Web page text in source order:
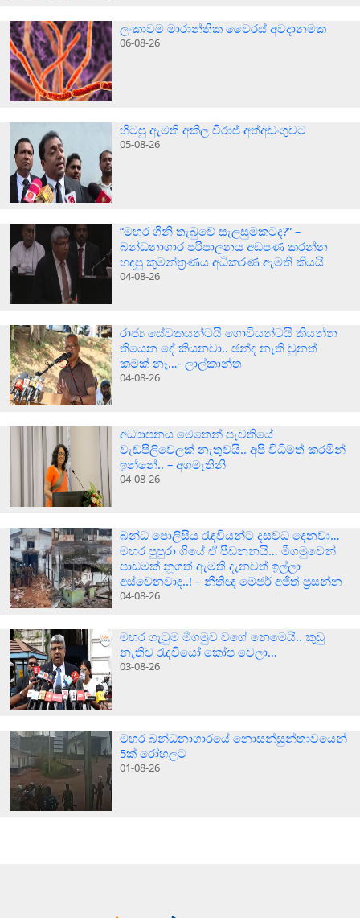
ලංකාවම මාරාන්තික වෛරස් අවදානමක
06-08-26
හිටපු ඇමති අකිල විරාජ් අත්අඩංගුවට
05-08-26
“මහර ගිනි තැබුවේ සැලසුමකටද?” –
බන්ධනාගාර පරිපාලනය අඩපණ කරන්න
හදපු කුමන්ත්‍රණය අධිකරණ ඇමති කියයි
04-08-26
රාජ්‍ය සේවකයන්ටයි ගොවියන්ටයි කියන්න
තියෙන දේ කියනවා.. ඡන්ද නැති වුනත්
කමක් නෑ…- ලාල්කාන්ත
04-08-26
අධ්‍යාපනය මෙතෙන් පැවතියේ
වැඩපිලිවෙලක් නැතුවයි.. අපි විධිමත් කරමින්
ඉන්නේ.. – අගමැතිනි
04-08-26
බන්ධ පොලිසිය රැඳවියන්ට දසවධ දෙනවා…
මහර පුපුරා ගියේ ඒ පීඩනනයි… මීගමුවෙන්
පාඩමක් නූගත් ඇමති දැනවත් ඉල්ලා
අස්වෙනවාද..! – නීතිඥ මේජර් අජිත් ප්‍රසන්න
04-08-26
මහර ගැටුම මීගමුව වගේ නෙමෙයි.. කුඩු
නැතිව රැදවියෝ කෝප වෙලා…
03-08-26
මහර බන්ධනාගාරයේ නොසන්සුන්තාවයෙන්
5ක් රෝහලට
01-08-26